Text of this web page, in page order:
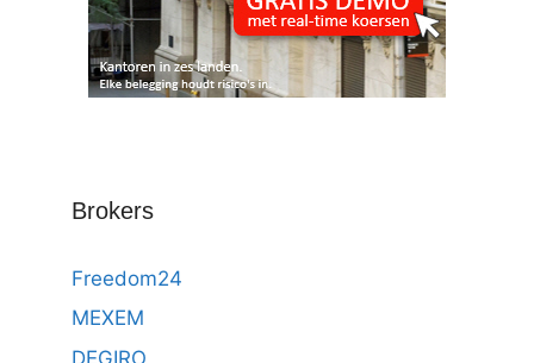
Brokers
Freedom24
MEXEM
DEGIRO